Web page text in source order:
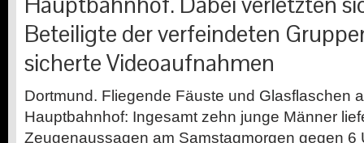
Beteiligte der verfeindeten
sicherte Videoaufnahmen
Dortmund. Fliegende Fäuste und Glasflaschen
Hauptbahnhof: Ingesamt zehn junge Männer
Zeugenaussagen am Samstagmorgen gegen 6